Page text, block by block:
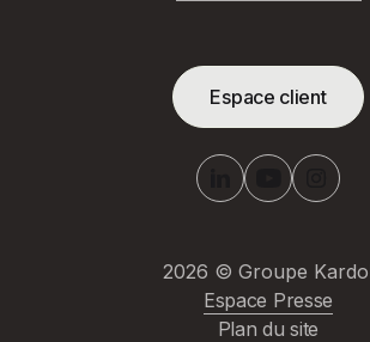
Espace client
2026 © Groupe
Espace Presse
Plan du site